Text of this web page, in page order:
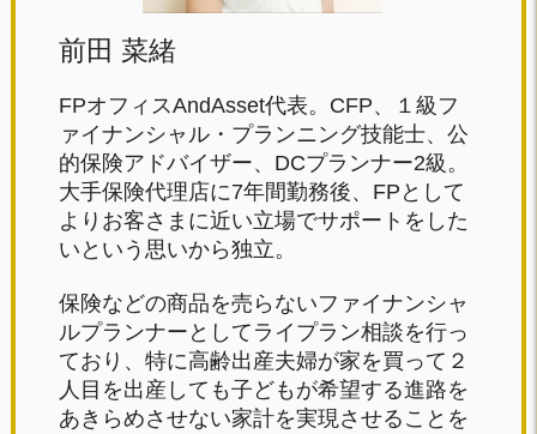
前田 菜緒
FPオフィスAndAsset代表。CFP、１級フ
ァイナンシャル・プランニング技能士、公
的保険アドバイザー、DCプランナー2級。
大手保険代理店に7年間勤務後、FPとして
よりお客さまに近い立場でサポートをした
いという思いから独立。
保険などの商品を売らないファイナンシャ
ルプランナーとしてライプラン相談を行っ
ており、特に高齢出産夫婦が家を買って２
人目を出産しても子どもが希望する進路を
あきらめさせない家計を実現させることを